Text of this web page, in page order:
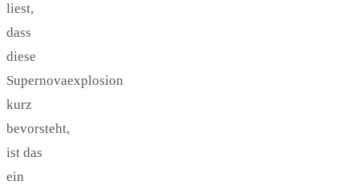
liest,
dass
diese
Supernovaexplosion
kurz
bevorsteht,
ist das
ein